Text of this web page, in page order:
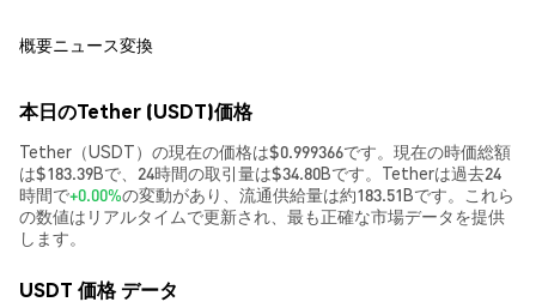
概要ニュース変換
本日のTether (USDT)価格
Tether（USDT）の現在の価格は$0.999366です。現在の時価総額
は$183.39Bで、24時間の取引量は$34.80Bです。Tetherは過去24
時間で+0.00%の変動があり、流通供給量は約183.51Bです。これら
の数値はリアルタイムで更新され、最も正確な市場データを提供
します。
USDT 価格 データ